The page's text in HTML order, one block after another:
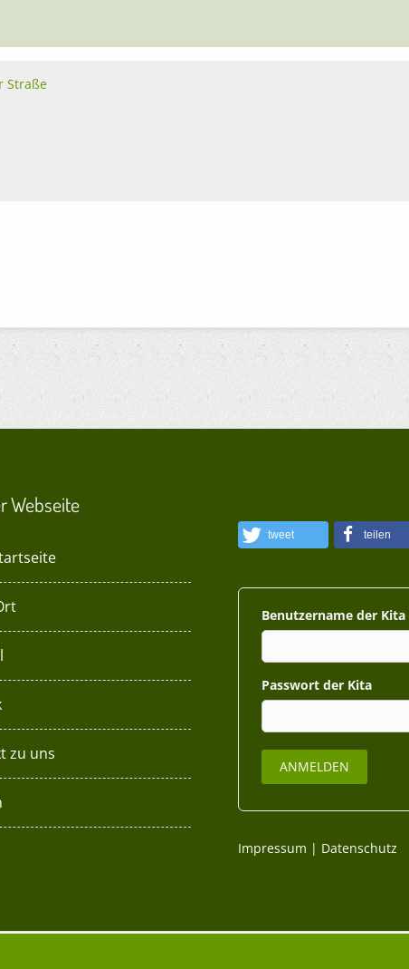
Straße
Webseite
zu uns
tweet teilen
Benutzername
Passwort
Impressum | Datenschutz